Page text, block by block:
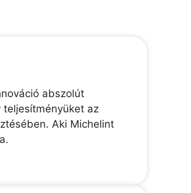
abszolút
teljesítményüket az
Aki Michelint